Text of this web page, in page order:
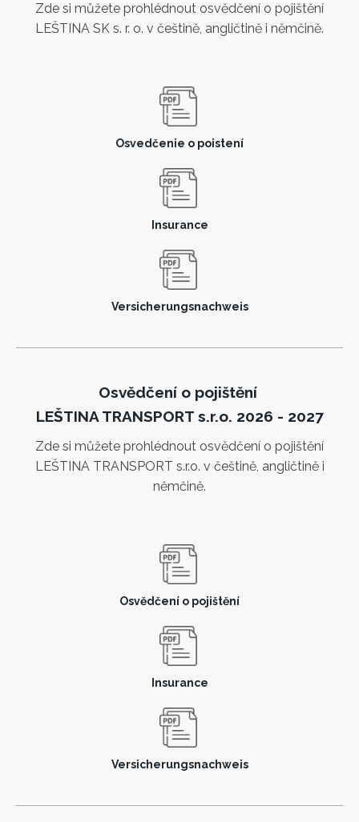
Zde si můžete prohlédnout osvědčení o pojištění
LEŠTINA SK s. r. o. v češtině, angličtině i němčině.
Osvedčenie o poistení
Insurance
Versicherungsnachweis
Osvědčení o pojištění
LEŠTINA TRANSPORT s.r.o. 2026 - 2027
Zde si můžete prohlédnout osvědčení o pojištění
LEŠTINA TRANSPORT s.r.o. v češtině, angličtině i
němčině.
Osvědčení o pojištění
Insurance
Versicherungsnachweis